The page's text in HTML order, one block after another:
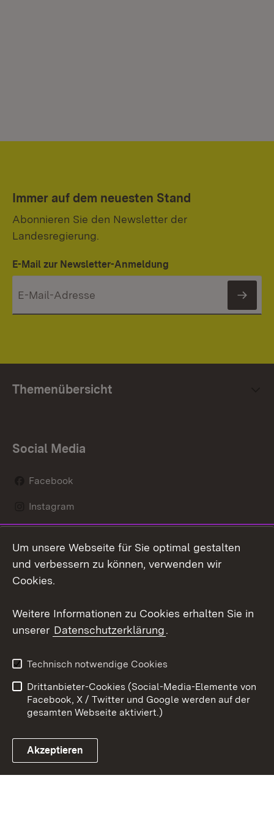
Immer auf dem neuesten Stand
Abonnieren Sie den Newsletter der
Landesregierung.
E-Mail zur Newsletter-Anmeldung
Themenübersicht
Social Media
Facebook
Instagram
Mastodon
Youtube
Link zum Landesportal
Kontakt
Datenschutz
Barrierefreiheit
Impressum Cookies
Um unsere Webseite für Sie optimal gestalten
und verbessern zu können, verwenden wir
Cookies.
Weitere Informationen zu Cookies erhalten Sie in
unserer Datenschutzerklärung.
Technisch notwendige Cookies
Drittanbieter-Cookies (Social-Media-Elemente von
Facebook, X / Twitter und Google werden auf der
gesamten Webseite aktiviert.)
Akzeptieren